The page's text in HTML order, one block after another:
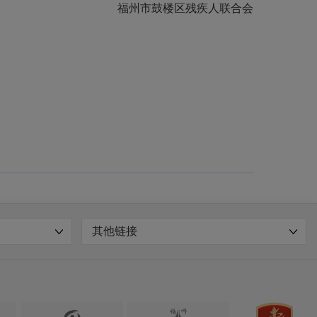
福州市鼓楼区残疾人联合会
其他链接